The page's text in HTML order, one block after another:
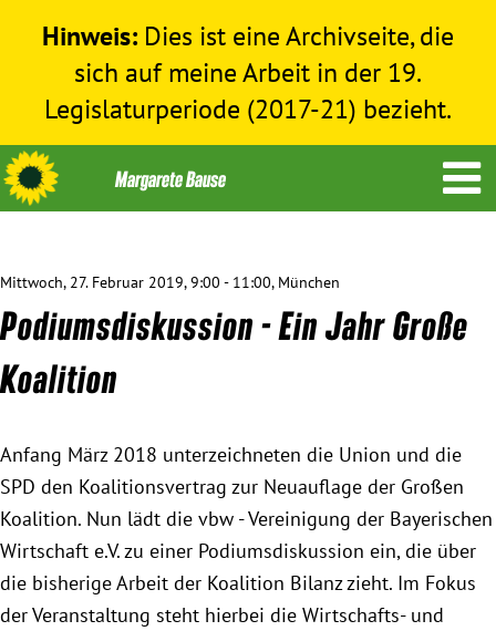
Hinweis: Dies ist eine Archivseite, die
sich auf meine Arbeit in der 19.
Legislaturperiode (2017-21) bezieht.
Themen
Menschenrechte
Bundestag 2017-2021
Obfrau im Ausschuss für Menschenrechte und
humanitäre Hilfe
Mittwoch, 27. Februar 2019, 9:00 - 11:00, München
Podiumsdiskussion - Ein Jahr Große
Koalition
Anfang März 2018 unterzeichneten die Union und die
SPD den Koalitionsvertrag zur Neuauflage der Großen
Koalition. Nun lädt die vbw - Vereinigung der Bayerischen
Wirtschaft e.V. zu einer Podiumsdiskussion ein, die über
die bisherige Arbeit der Koalition Bilanz zieht. Im Fokus
der Veranstaltung steht hierbei die Wirtschafts- und